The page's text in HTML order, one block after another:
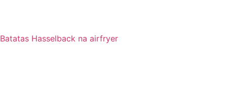
Batatas Hasselback na airfryer